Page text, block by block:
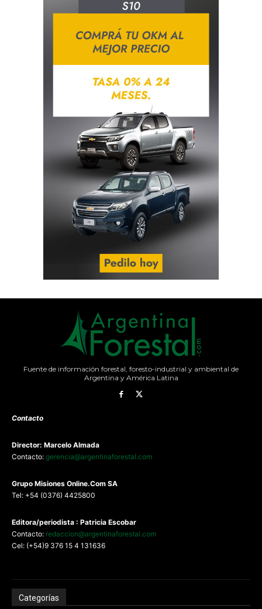
Fuente de información forestal, foresto-industrial y ambiental de
Argentina y América Latina
Contacto
Director: Marcelo Almada
Contacto: gerencia@argentinaforestal.com
Grupo Misiones Online.Com SA
Tel: +54 (0376) 4425800
Editora/periodista : Patricia Escobar
Contacto: redaccion@argentinaforestal.com
Cel: (+54)9 376 15 4 131636
Categorías